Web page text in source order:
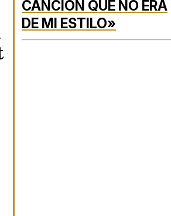
CANCIÓN QUE NO ERA
DE MI ESTILO»